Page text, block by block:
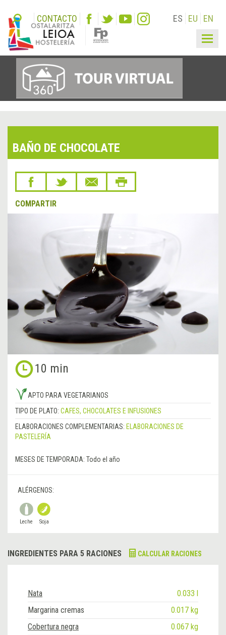
CONTACTO ES EU EN
BAÑO DE CHOCOLATE
COMPARTIR
10 min
APTO PARA VEGETARIANOS
TIPO DE PLATO: CAFES, CHOCOLATES E INFUSIONES
ELABORACIONES COMPLEMENTARIAS: ELABORACIONES DE
PASTELERÍA
MESES DE TEMPORADA: Todo el año
ALÉRGENOS:
Leche Soja
INGREDIENTES PARA 5 RACIONES CALCULAR RACIONES
Nata
0.033 l
Margarina cremas
0.017 kg
Cobertura negra
0.067 kg